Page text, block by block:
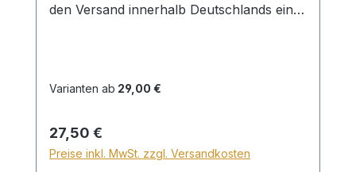
den Versand innerhalb Deutschlands ein
30€.
Varianten ab 29,00 €
Regulärer Preis:
27,50 €
Preise inkl. MwSt. zzgl. Versandkosten